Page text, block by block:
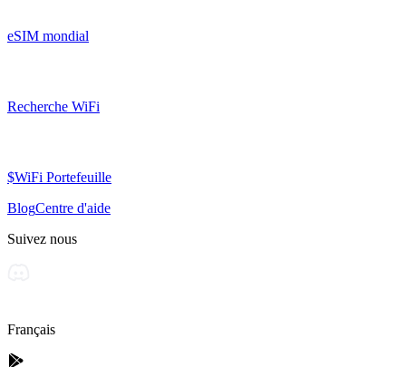
eSIM mondial
Recherche WiFi
$WiFi Portefeuille
BlogCentre d'aide
Suivez nous
Français